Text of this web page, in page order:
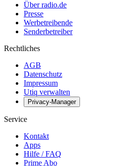
Über radio.de
Presse
Werbetreibende
Senderbetreiber
Rechtliches
AGB
Datenschutz
Impressum
Utiq verwalten
Privacy-Manager
Service
Kontakt
Apps
Hilfe / FAQ
Prime Abo